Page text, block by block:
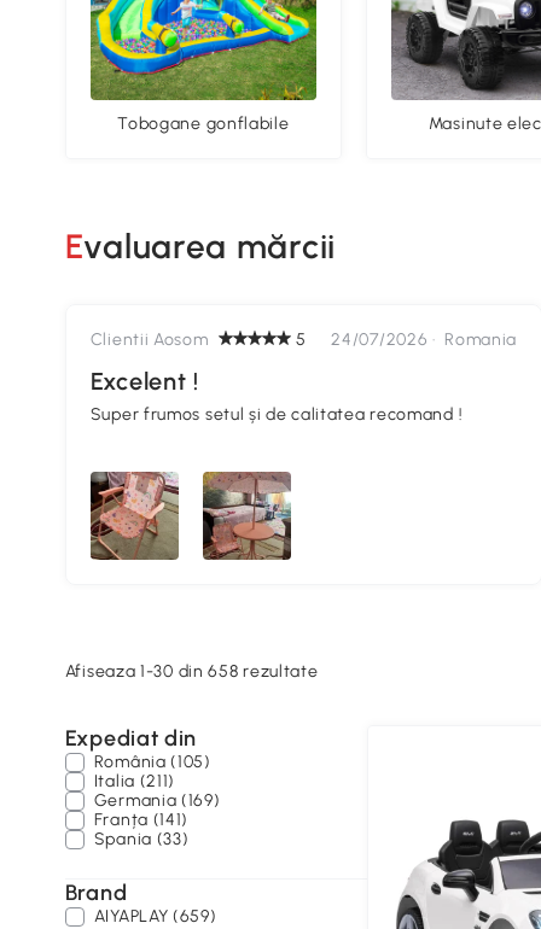
Tobogane gonflabile Masinute
Evaluarea mărcii
Clientii Aosom 5 24/07/2026 · Romania
Excelent !
Super frumos setul și de calitatea recomand !
Afiseaza 1-30 din 658 rezultate
Expediat din
România (105)
Italia (211)
Germania (169)
Franța (141)
Spania (33)
Brand
AIYAPLAY (659)